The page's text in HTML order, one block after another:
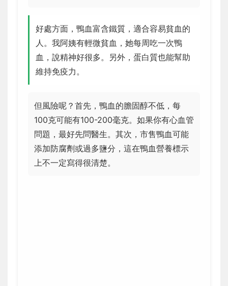
好處方面，鴨血富含鐵質，適合容易貧血的
人。我阿姨有輕微貧血，她每周吃一次鴨
血，說精神好很多。另外，蛋白質也能幫助
維持免疫力。
但風險呢？首先，鴨血的膽固醇不低，每
100克可能有100-200毫克。如果你有心血管
問題，最好先問醫生。其次，市售鴨血可能
添加防腐劑或過多鹽分，這在鴨血營養標示
上不一定寫得很清楚。